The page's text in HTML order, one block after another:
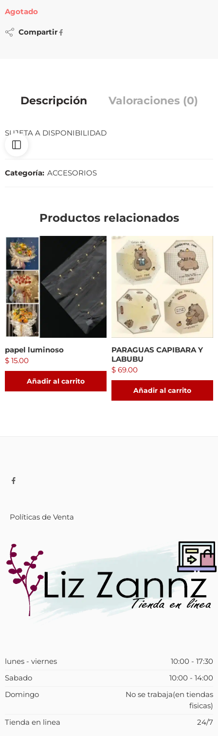
Agotado
Compartir
Descripción Valoraciones (0)
SUJETA A DISPONIBILIDAD
Categoría: ACCESORIOS
Productos relacionados
papel luminoso
$ 15.00
Añadir al carrito
PARAGUAS CAPIBARA Y
LABUBU
$ 69.00
Añadir al carrito
Políticas de Venta
lunes - viernes
10:00 - 17:30
Sabado
10:00 - 14:00
Domingo
No se trabaja(en tiendas
fisicas)
Tienda en linea
24/7